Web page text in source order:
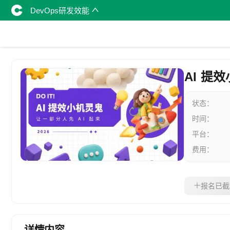
DevOps研发效能
AI 提效
状态：
时间：
平台：
费用：
报名已